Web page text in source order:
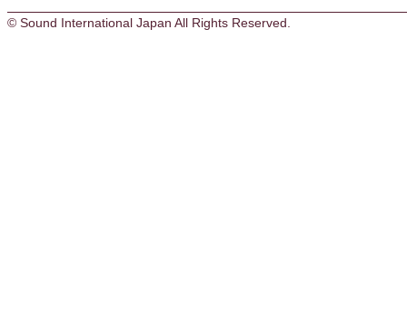
© Sound International Japan All Rights Reserved.